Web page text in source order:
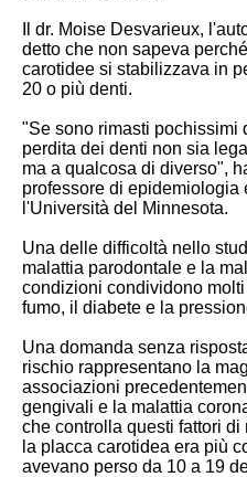
Il dr. Moise Desvarieux,
detto che non sapeva
carotidee si stabilizzava in
20 o più denti.
"Se sono rimasti pochissimi
perdita dei denti non sia
ma a qualcosa di diverso",
professore di epidemiologia
l'Università del Minnesota.
Una delle difficoltà nello
malattia parodontale e la
condizioni condividono molti
fumo, il diabete e la
Una domanda senza
rischio rappresentano la
associazioni
gengivali e la malattia
che controlla questi fattori
la placca carotidea era più
avevano perso da 10 a 19